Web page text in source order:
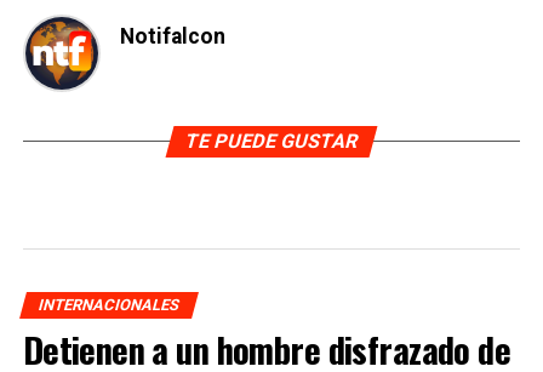
Notifalcon
TE PUEDE GUSTAR
INTERNACIONALES
Detienen a un hombre disfrazado de